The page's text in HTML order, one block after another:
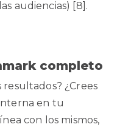
audiencias) [8].
completo
resultados? ¿Crees
en tu
con los mismos,